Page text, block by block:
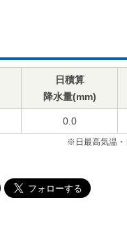
日積算
降水量(mm)
0.0
※日最高気温・